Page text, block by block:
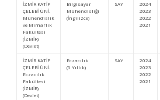
İZMİR KATİP
ÇELEBİ ÜNİ.
Mühendislik
ve Mimarlık
Fakültesi
(İZMİR)
(Devlet)
Bilgisayar
Mühendisliği
(İngilizce)
SAY
2024
2023
2022
2021
İZMİR KATİP
ÇELEBİ ÜNİ.
Eczacılık
Fakültesi
(İZMİR)
(Devlet)
Eczacılık
(5 Yıllık)
SAY
2024
2023
2022
2021